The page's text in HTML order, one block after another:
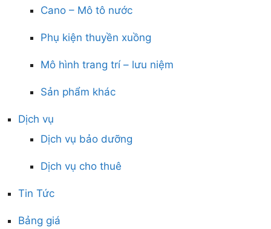
Cano – Mô tô nước
Phụ kiện thuyền xuồng
Mô hình trang trí – lưu niệm
Sản phẩm khác
Dịch vụ
Dịch vụ bảo dưỡng
Dịch vụ cho thuê
Tin Tức
Bảng giá